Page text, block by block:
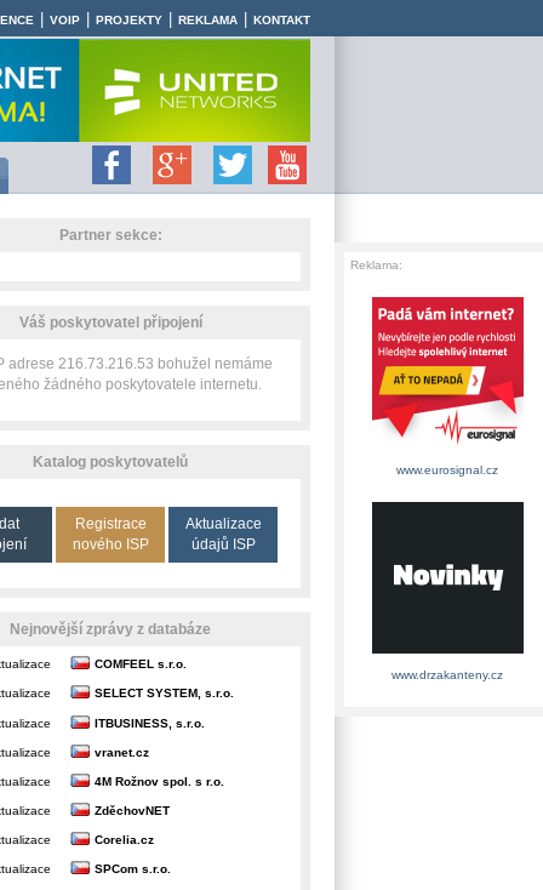
VOIP PROJEKTY REKLAMA KONTAKT
Partner sekce:
Váš poskytovatel připojení
adrese 216.73.216.53 bohužel nemáme
žádného poskytovatele internetu.
Katalog poskytovatelů
Registrace
nového ISP
Aktualizace
údajů ISP
Nejnovější zprávy z databáze
COMFEEL s.r.o.
SELECT SYSTEM, s.r.o.
ITBUSINESS, s.r.o.
vranet.cz
4M Rožnov spol. s r.o.
ZděchovNET
Corelia.cz
SPCom s.r.o.
Reklama:
www.eurosignal.cz
www.drzakanteny.cz